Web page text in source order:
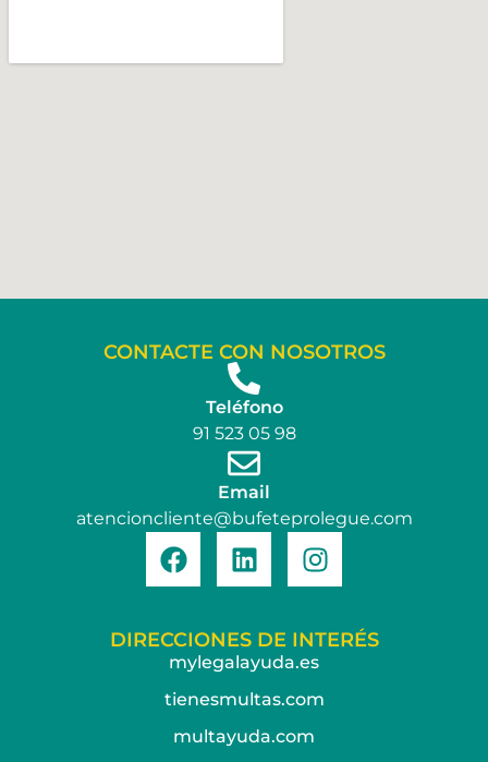
CONTACTE CON NOSOTROS
Teléfono
91 523 05 98
Email
atencioncliente@bufeteprolegue.com
DIRECCIONES DE INTERÉS
mylegalayuda.es
tienesmultas.com
multayuda.com